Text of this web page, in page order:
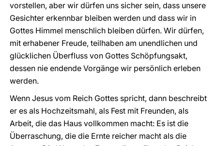
vorstellen, aber wir dürfen uns sicher sein, dass unsere
Gesichter erkennbar bleiben werden und dass wir in
Gottes Himmel menschlich bleiben dürfen. Wir dürfen,
mit erhabener Freude, teilhaben am unendlichen und
glücklichen Überfluss von Gottes Schöpfungsakt,
dessen nie endende Vorgänge wir persönlich erleben
werden.
Wenn Jesus vom Reich Gottes spricht, dann beschreibt
er es als Hochzeitsmahl, als Fest mit Freunden, als
Arbeit, die das Haus vollkommen macht: Es ist die
Überraschung, die die Ernte reicher macht als die